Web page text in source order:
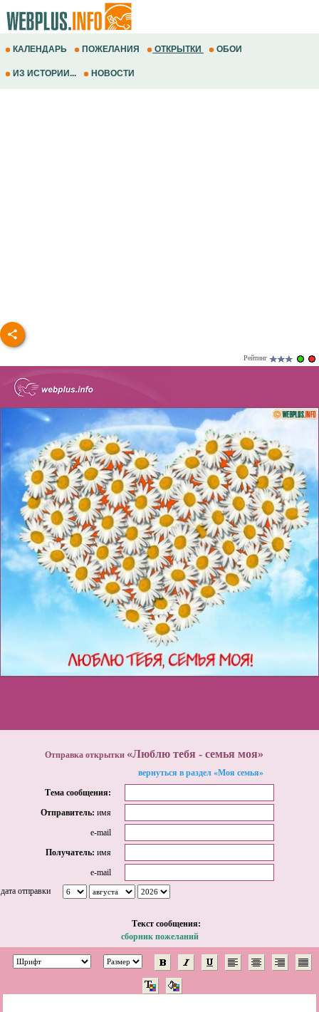
КАЛЕНДАРЬ ПОЖЕЛАНИЯ ОТКРЫТКИ ОБОИ
ИЗ ИСТОРИИ... НОВОСТИ
Рейтинг
Отправка открытки «Люблю тебя - семья моя»
вернуться в раздел «Моя семья»
Тема сообщения:
Отправитель: имя
e-mail
Получатель: имя
e-mail
дата отправки
Tекст сообщения:
сборник пожеланий